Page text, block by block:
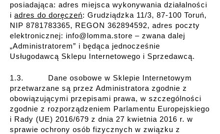
posiadająca: adres miejsca wykonywania działalności
i adres do doręczeń: Grudziądzka 11/3, 87-100 Toruń,
NIP 8781783365, REGON 362894592, adres poczty
elektronicznej: info@lomma.store – zwana dalej
„Administratorem” i będąca jednocześnie
Usługodawcą Sklepu Internetowego i Sprzedawcą.
1.3. Dane osobowe w Sklepie Internetowym
przetwarzane są przez Administratora zgodnie z
obowiązującymi przepisami prawa, w szczególności
zgodnie z rozporządzeniem Parlamentu Europejskiego
i Rady (UE) 2016/679 z dnia 27 kwietnia 2016 r. w
sprawie ochrony osób fizycznych w związku z